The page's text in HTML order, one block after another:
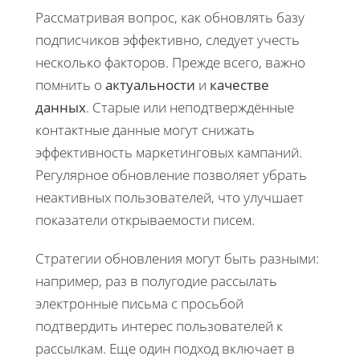
Рассматривая вопрос, как обновлять базу
подписчиков эффективно, следует учесть
несколько факторов. Прежде всего, важно
помнить о актуальности и качестве
данных. Старые или неподтверждённые
контактные данные могут снижать
эффективность маркетинговых кампаний.
Регулярное обновление позволяет убрать
неактивных пользователей, что улучшает
показатели открываемости писем.
Стратегии обновления могут быть разными:
например, раз в полугодие рассылать
электронные письма с просьбой
подтвердить интерес пользователей к
рассылкам. Еще один подход включает в